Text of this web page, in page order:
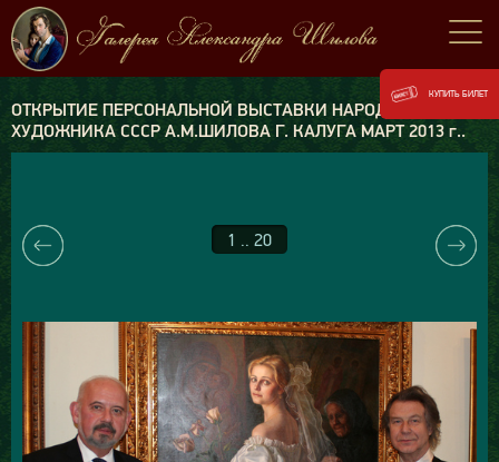
ОТКРЫТИЕ ПЕРСОНАЛЬНОЙ ВЫСТАВКИ НАРОДНОГО
ХУДОЖНИКА СССР А.М.ШИЛОВА Г. КАЛУГА МАРТ 2013 г..
1 .. 20
КУПИТЬ БИЛЕТ